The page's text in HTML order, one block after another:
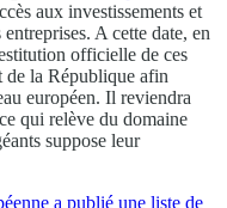
aux investissements et
A cette date, en
officielle de ces
de la République afin
européen. Il reviendra
qui relève du domaine
suppose leur
a publié une liste de